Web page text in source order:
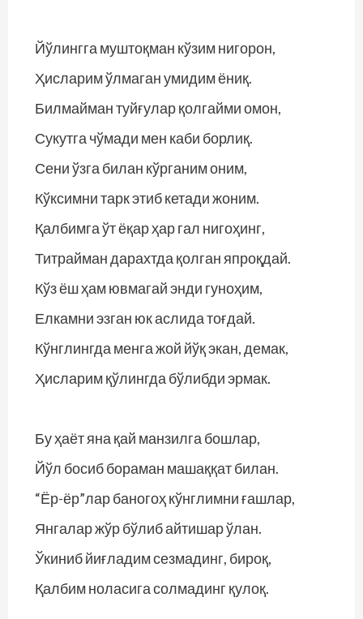
Йўлингга муштоқман кўзим нигорон,
Ҳисларим ўлмаган умидим ёниқ.
Билмайман туйғулар қолгайми омон,
Сукутга чўмади мен каби борлиқ.
Сени ўзга билан кўрганим оним,
Кўксимни тарк этиб кетади жоним.
Қалбимга ўт ёқар ҳар гал нигоҳинг,
Титрайман дарахтда қолган япроқдай.
Кўз ёш ҳам ювмагай энди гуноҳим,
Елкамни эзган юк аслида тоғдай.
Кўнглингда менга жой йўқ экан, демак,
Ҳисларим қўлингда бўлибди эрмак.
Бу ҳаёт яна қай манзилга бошлар,
Йўл босиб бораман машаққат билан.
“Ёр-ёр”лар баногоҳ кўнглимни ғашлар,
Янгалар жўр бўлиб айтишар ўлан.
Ўкиниб йиғладим сезмадинг, бироқ,
Қалбим ноласига солмадинг қулоқ.